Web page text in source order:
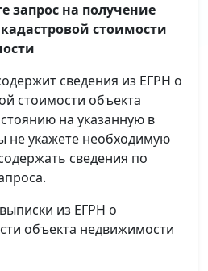
запрос на получение
стоимости
сведения из ЕГРН о
стоимости объекта
на указанную в
не укажете необходимую
сведения по
из ЕГРН о
объекта недвижимости